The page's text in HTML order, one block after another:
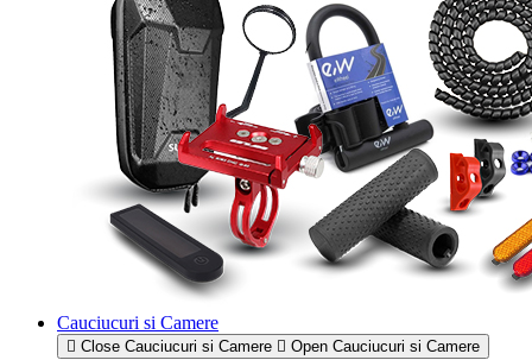
Cauciucuri si Camere
Close Cauciucuri si Camere Open Cauciucuri si Camere